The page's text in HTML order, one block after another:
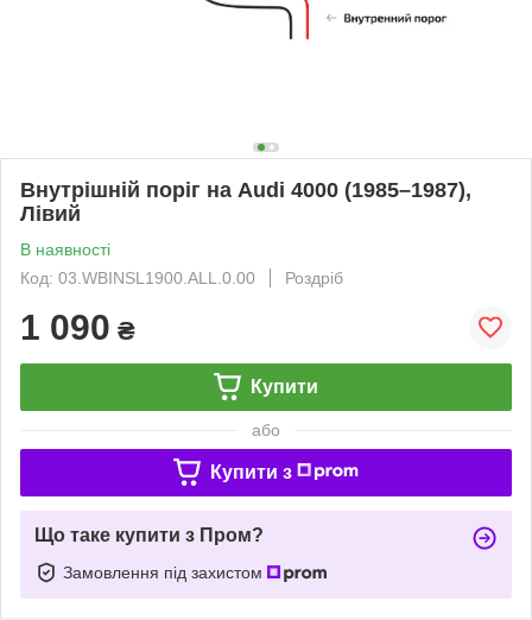
Внутрішній поріг на Audi 4000 (1985–1987),
Лівий
В наявності
Код: 03.WBINSL1900.ALL.0.00
Роздріб
1 090 ₴
Купити
або
Купити з
Що таке купити з Пром?
Замовлення під захистом